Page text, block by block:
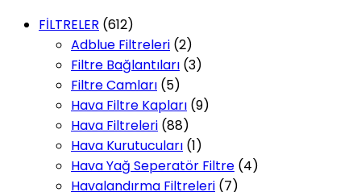
FİLTRELER (612)
Adblue Filtreleri (2)
Filtre Bağlantıları (3)
Filtre Camları (5)
Hava Filtre Kapları (9)
Hava Filtreleri (88)
Hava Kurutucuları (1)
Hava Yağ Seperatör Filtre (4)
Havalandırma Filtreleri (7)